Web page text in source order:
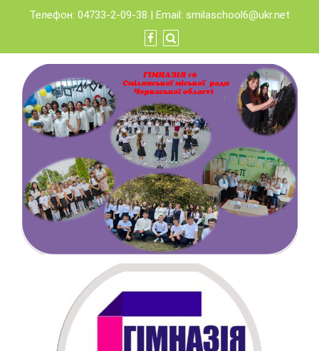
content
Телефон: 04733-2-09-38 | Email: smilaschool6@ukr.net